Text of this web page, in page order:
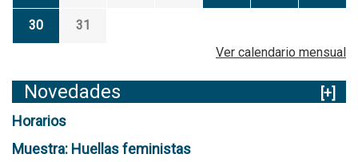
30
31
Ver calendario mensual
Novedades
[+]
Horarios
Muestra: Huellas feministas